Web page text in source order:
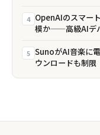
4 OpenAIのスマー
模か——高級AIデ
5 SunoがAI音楽に
ウンロードも制限